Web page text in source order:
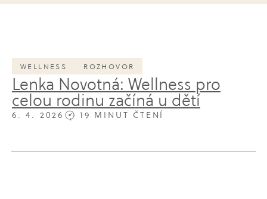
WELLNESS ROZHOVOR
Lenka Novotná: Wellness pro
celou rodinu začíná u dětí
6. 4. 2026 19 MINUT ČTENÍ